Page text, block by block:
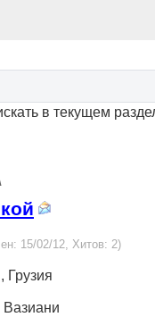
в текущем
15/02/12, Хитов: 2)
Грузия
Вазиани